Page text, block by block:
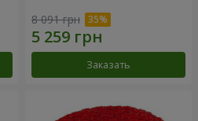
8 091 грн
Заказать